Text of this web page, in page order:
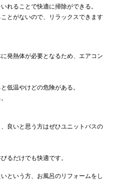
れることで快適に掃除ができる。
とがないので、リラックスできます
発熱体が必要となるため、エアコン
低温やけどの危険がある。
良いと思う方はぜひユニットバスの
るだけでも快適です。
という方、お風呂のリフォームをし